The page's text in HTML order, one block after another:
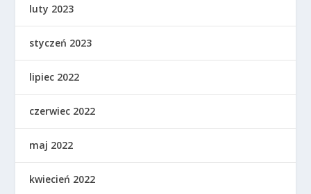
luty 2023
styczeń 2023
lipiec 2022
czerwiec 2022
maj 2022
kwiecień 2022